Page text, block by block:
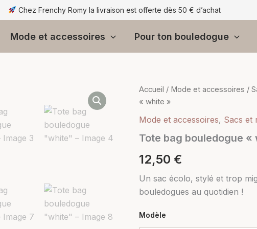
Chez Frenchy Romy la livraison est offerte dès 50 € d’achat
Mode et accessoires Pour ton bouledogue
Accueil / Mode et accessoires /
« white »
Mode et accessoires, Sacs et
Tote bag bouledogue «
12,50 €
Un sac écolo, stylé et trop
bouledogues au quotidien !
Modèle
quantité
bag
"white"